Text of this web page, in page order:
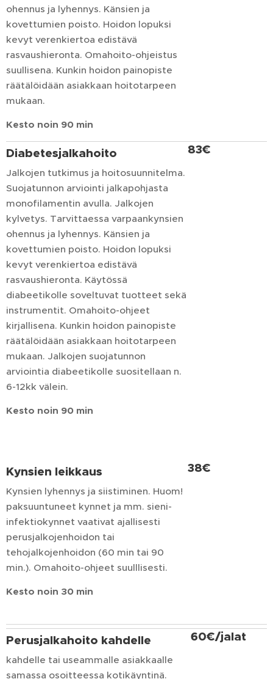
ohennus ja lyhennys. Känsien ja
kovettumien poisto. Hoidon lopuksi
kevyt verenkiertoa edistävä
rasvaushieronta. Omahoito-ohjeistus
suullisena. Kunkin hoidon painopiste
räätälöidään asiakkaan hoitotarpeen
mukaan.
Kesto noin 90 min
Diabetesjalkahoito
Jalkojen tutkimus ja hoitosuunnitelma.
Suojatunnon arviointi jalkapohjasta
monofilamentin avulla. Jalkojen
kylvetys. Tarvittaessa varpaankynsien
ohennus ja lyhennys. Känsien ja
kovettumien poisto. Hoidon lopuksi
kevyt verenkiertoa edistävä
rasvaushieronta. Käytössä
diabeetikolle soveltuvat tuotteet sekä
instrumentit. Omahoito-ohjeet
kirjallisena. Kunkin hoidon painopiste
räätälöidään asiakkaan hoitotarpeen
mukaan. Jalkojen suojatunnon
arviointia diabeetikolle suositellaan n.
6-12kk välein.
Kesto noin 90 min
83€
Kynsien leikkaus
Kynsien lyhennys ja siistiminen. Huom!
paksuuntuneet kynnet ja mm. sieni-
infektiokynnet vaativat ajallisesti
perusjalkojenhoidon tai
tehojalkojenhoidon (60 min tai 90
min.). Omahoito-ohjeet suulllisesti.
Kesto noin 30 min
38€
Perusjalkahoito kahdelle
kahdelle tai useammalle asiakkaalle
samassa osoitteessa kotikäyntinä.
60€/jalat